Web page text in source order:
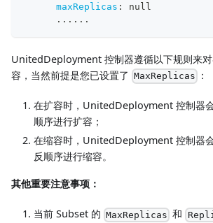
maxReplicas :
null
... ...
UnitedDeployment 控制器遵循以下规则来
容，当然前提是您已设置了
MaxReplicas ：
在扩容时，UnitedDeployment 控制器
顺序进行扩容；
在缩容时，UnitedDeployment 控制器
反顺序进行缩容。
其他重要注意事项：
当前 Subset 的 MaxReplicas 和